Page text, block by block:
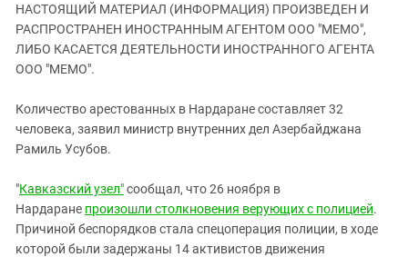
Карачаево-Черкесия
Краснодарский край
Нагорный Карабах
Ростовская область
Северная Осетия - Алания
СКФО
Ставропольский край
Чечня
НАСТОЯЩИЙ МАТЕРИАЛ (ИНФОРМАЦИЯ) ПРОИЗВЕДЕН И
РАСПРОСТРАНЕН ИНОСТРАННЫМ АГЕНТОМ ООО "МЕМО",
ЛИБО КАСАЕТСЯ ДЕЯТЕЛЬНОСТИ ИНОСТРАННОГО АГЕНТА
ООО "МЕМО".
Количество арестованных в Нардаране составляет 32
человека, заявил министр внутренних дел Азербайджана
Рамиль Усубов.
"Кавказский узел"сообщал, что 26 ноября в
Нардаране произошли столкновения верующих с полицией.
Причиной беспорядков стала спецоперация полиции, в ходе
которой были задержаны 14 активистов движения